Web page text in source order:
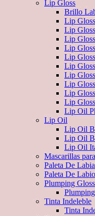
Lip Gloss
Brillo
Lip
Lip
Lip
Lip
Lip
Lip
Lip
Lip
Lip
Lip
Lip Oil
Lip Oil
Lip Oil
Lip Oil
Lip Oil
Mascarillas
Paleta De
Paleta De
Plumping
Tinta Indeleble
Tinta